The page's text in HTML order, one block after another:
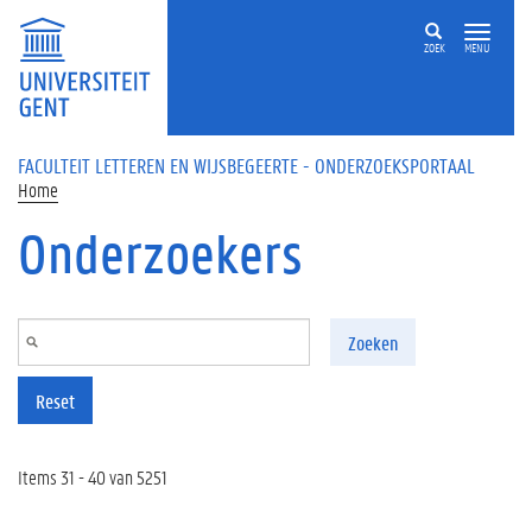
Overslaan en naar de inhoud gaan
ZOEK MENU
FACULTEIT LETTEREN EN WIJSBEGEERTE - ONDERZOEKSPORTAAL
Home
Onderzoekers
Zoeken
Reset
Items 31 - 40 van 5251